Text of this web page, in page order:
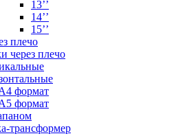
13’’
14’’
15’’
плечо
через плечо
формат
формат
трансформер